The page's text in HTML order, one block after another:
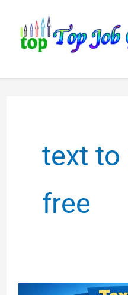
content
text to
free